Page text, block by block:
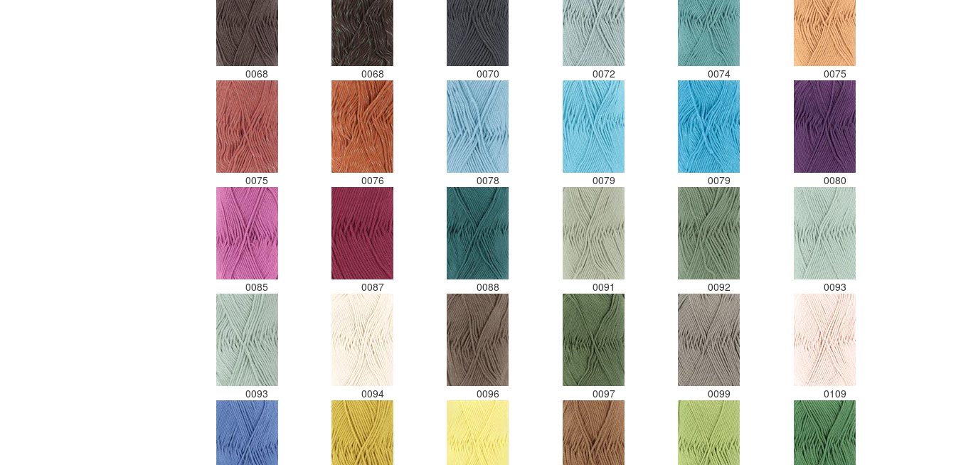
0068 0068 0070 0072 0074 0075
0075 0076 0078 0079 0079 0080
0085 0087 0088 0091 0092 0093
0093 0094 0096 0097 0099 0109